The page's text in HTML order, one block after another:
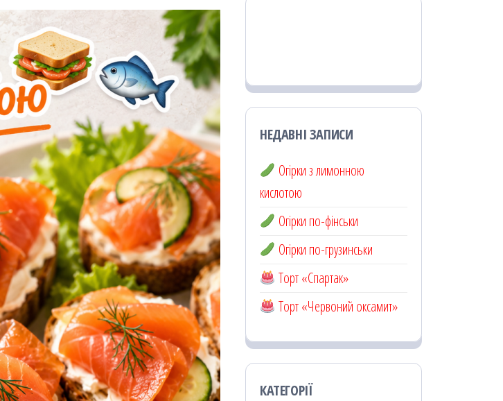
НЕДАВНІ ЗАПИСИ
Огірки з лимонною
кислотою
Огірки по-фінськи
Огірки по-грузинськи
Торт «Спартак»
Торт «Червоний оксамит»
КАТЕГОРІЇ